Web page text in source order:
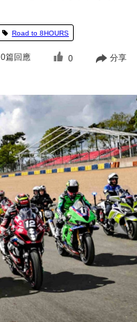
Road to 8HOURS
0篇回應 0 分享